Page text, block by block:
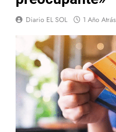
Diario EL SOL 1 Año Atrás